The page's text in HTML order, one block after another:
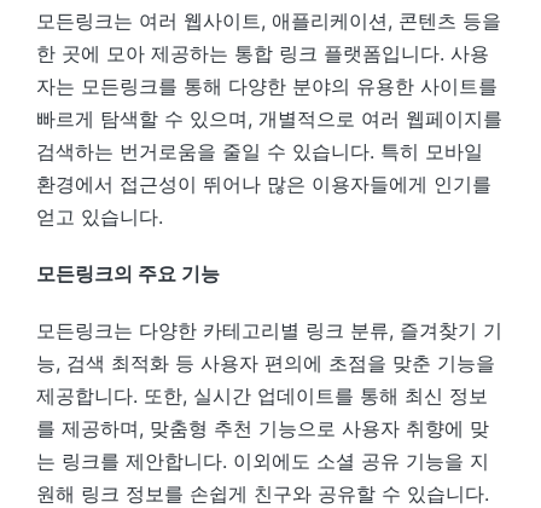
모든링크는 여러 웹사이트, 애플리케이션, 콘텐츠 등을
한 곳에 모아 제공하는 통합 링크 플랫폼입니다. 사용
자는 모든링크를 통해 다양한 분야의 유용한 사이트를
빠르게 탐색할 수 있으며, 개별적으로 여러 웹페이지를
검색하는 번거로움을 줄일 수 있습니다. 특히 모바일
환경에서 접근성이 뛰어나 많은 이용자들에게 인기를
얻고 있습니다.
모든링크의 주요 기능
모든링크는 다양한 카테고리별 링크 분류, 즐겨찾기 기
능, 검색 최적화 등 사용자 편의에 초점을 맞춘 기능을
제공합니다. 또한, 실시간 업데이트를 통해 최신 정보
를 제공하며, 맞춤형 추천 기능으로 사용자 취향에 맞
는 링크를 제안합니다. 이외에도 소셜 공유 기능을 지
원해 링크 정보를 손쉽게 친구와 공유할 수 있습니다.